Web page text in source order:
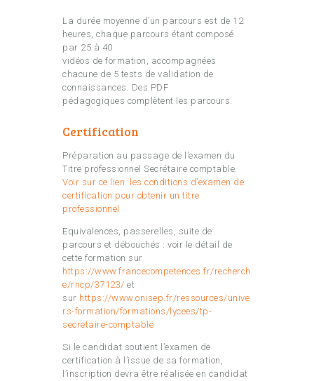
La durée moyenne d’un parcours est de 12
heures, chaque parcours étant composé
par 25 à 40
vidéos de formation, accompagnées
chacune de 5 tests de validation de
connaissances. Des PDF
pédagogiques complètent les parcours.
Certification
Préparation au passage de l’examen du
Titre professionnel Secrétaire comptable.
Voir sur ce lien les conditions d’examen de
certification pour obtenir un titre
professionnel
Equivalences, passerelles, suite de
parcours et débouchés : voir le détail de
cette formation sur
https://www.francecompetences.fr/recherch
e/rncp/37123/ et
sur https://www.onisep.fr/ressources/unive
rs-formation/formations/lycees/tp-
secretaire-comptable
Si le candidat soutient l’examen de
certification à l’issue de sa formation,
l’inscription devra être réalisée en candidat